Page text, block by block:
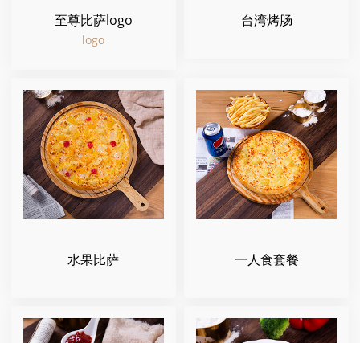
至尊比萨logo
logo
台湾烤肠
水果比萨 一人食套餐